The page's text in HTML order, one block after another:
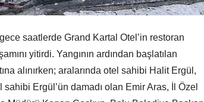
saatlerde Grand Kartal Otel’in restoran
yitirdi. Yangının ardından başlatılan
alınırken; aralarında otel sahibi Halit Ergül,
Ergül’ün damadı olan Emir Aras, İl Özel